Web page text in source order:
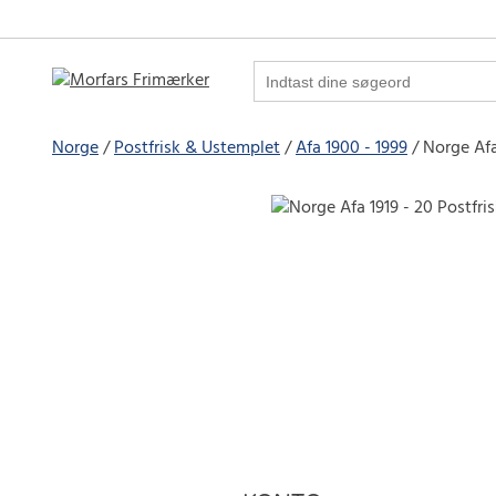
Norge Postfrisk & Ustemplet Afa 1900 - 1999 Norge